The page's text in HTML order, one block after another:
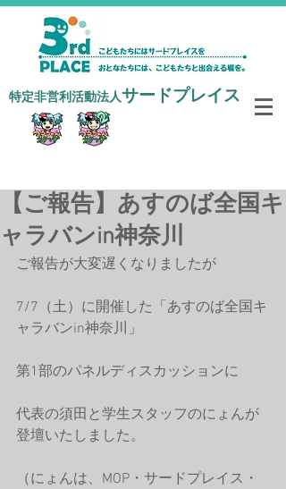
​特定非営利活動法人サードプレイス
【ご報告】あすのば全国キ
ャラバンin神奈川
ご報告が大変遅くなりましたが
7/7（土）に開催した「あすのば全国キ
ャラバンin神奈川」
第1部のパネルディスカッションに
代表の須田と学生スタッフのにょんが
登壇いたしました。
（にょんは、MOP・サードプレイス・